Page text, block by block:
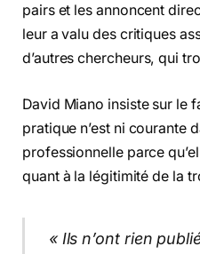
pairs et les annoncent
leur a valu des critiques
d’autres chercheurs, qui
David Miano insiste sur le
pratique n’est ni courante
professionnelle parce
quant à la légitimité de la
« Ils n’ont rien